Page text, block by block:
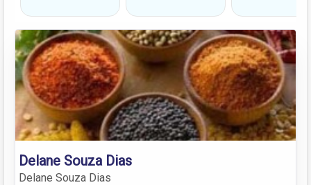
Delane Souza Dias
Delane Souza Dias